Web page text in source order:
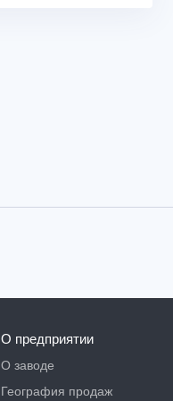
О предприятии
О заводе
География продаж